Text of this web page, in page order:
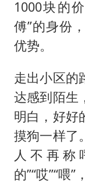
1000块的
傅”的身份
优势。
走出小区的
达感到陌
明白，好好
摸狗一样了
人不再称
的”“哎”“喂”